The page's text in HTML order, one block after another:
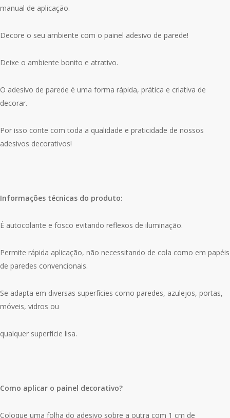
manual de aplicação.
Decore o seu ambiente com o painel adesivo de parede!
Deixe o ambiente bonito e atrativo.
O adesivo de parede é uma forma rápida, prática e criativa de
decorar.
Por isso conte com toda a qualidade e praticidade de nossos
adesivos decorativos!
Informações técnicas do produto:
É autocolante e fosco evitando reflexos de iluminação.
Permite rápida aplicação, não necessitando de cola como em papéis
de paredes convencionais.
Se adapta em diversas superfícies como paredes, azulejos, portas,
móveis, vidros ou
qualquer superfície lisa.
Como aplicar o painel decorativo?
Coloque uma folha do adesivo sobre a outra com 1 cm de